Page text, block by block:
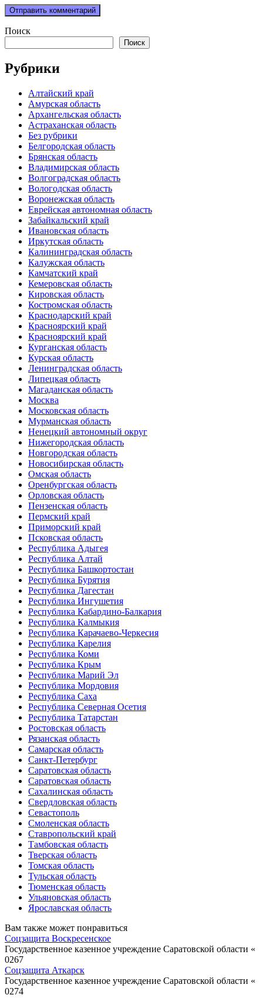
Поиск
Поиск
Рубрики
Алтайский край
Амурская область
Архангельская область
Астраханская область
Без рубрики
Белгородская область
Брянская область
Владимирская область
Волгоградская область
Вологодская область
Воронежская область
Еврейская автономная область
Забайкальский край
Ивановская область
Иркутская область
Калининградская область
Калужская область
Камчатский край
Кемеровская область
Кировская область
Костромская область
Краснодарский край
Красноярский край
Красноярский край
Курганская область
Курская область
Ленинградская область
Липецкая область
Магаданская область
Москва
Московская область
Мурманская область
Ненецкий автономный округ
Нижегородская область
Новгородская область
Новосибирская область
Омская область
Оренбургская область
Орловская область
Пензенская область
Пермский край
Приморский край
Псковская область
Республика Адыгея
Республика Алтай
Республика Башкортостан
Республика Бурятия
Республика Дагестан
Республика Ингушетия
Республика Кабардино-Балкария
Республика Калмыкия
Республика Карачаево-Черкесия
Республика Карелия
Республика Коми
Республика Крым
Республика Марий Эл
Республика Мордовия
Республика Саха
Республика Северная Осетия
Республика Татарстан
Ростовская область
Рязанская область
Самарская область
Санкт-Петербург
Саратовская область
Саратовская область
Сахалинская область
Свердловская область
Севастополь
Смоленская область
Ставропольский край
Тамбовская область
Тверская область
Томская область
Тульская область
Тюменская область
Ульяновская область
Ярославская область
Вам также может понравиться
Соцзащита Воскресенское
Государственное казенное учреждение Саратовской области «
0267
Соцзащита Аткарск
Государственное казенное учреждение Саратовской области «
0274